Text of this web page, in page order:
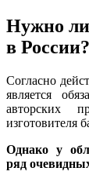
Нужно ли
в России?
Согласно
является
авторских
изготовителя
Однако у
ряд